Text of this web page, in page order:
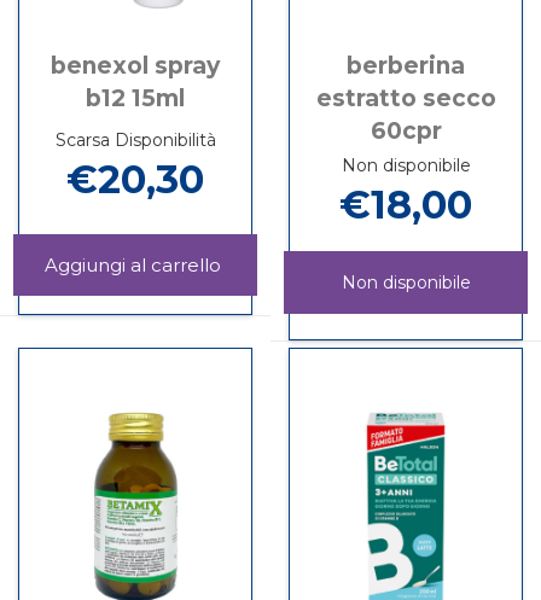
benexol spray
b12 15ml
Scarsa Disponibilità
€20,30
B12
Informazioni
su BENEXOL
berberina
estratto secco
60cpr
Non disponibile
€18,00
Non disponibile
ESTRATTO
è
disponibile
su BERBERINA
60CPR